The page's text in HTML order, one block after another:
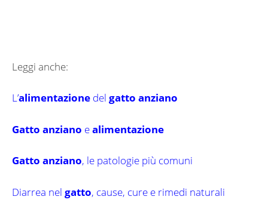
Leggi anche:
L’alimentazione del gatto anziano
Gatto anziano ealimentazione
Gatto anziano, le patologie più comuni
Diarrea nel gatto, cause, cure e rimedi naturali